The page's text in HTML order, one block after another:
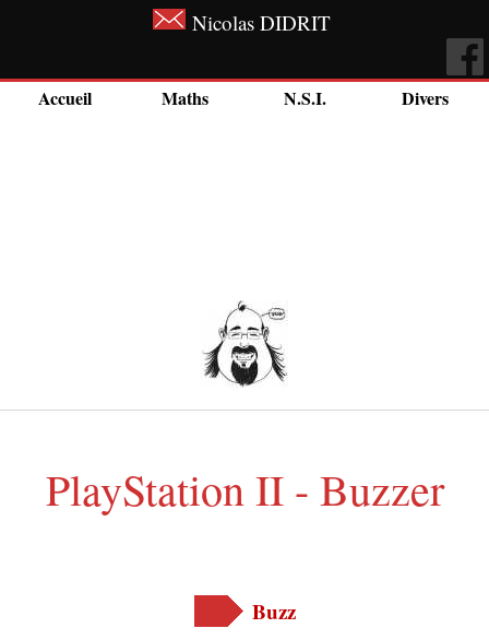
Nicolas DIDRIT
Accueil Maths N.S.I. Divers
PlayStation II - Buzzer
Buzz